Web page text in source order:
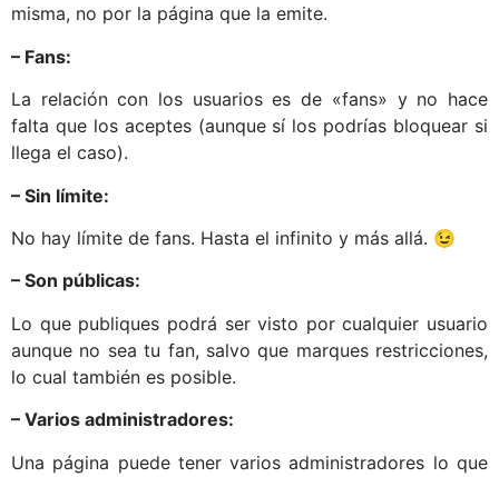
misma, no por la página que la emite.
– Fans:
La relación con los usuarios es de «fans» y no hace
falta que los aceptes (aunque sí los podrías bloquear si
llega el caso).
– Sin límite:
No hay límite de fans. Hasta el infinito y más allá. 😉
– Son públicas:
Lo que publiques podrá ser visto por cualquier usuario
aunque no sea tu fan, salvo que marques restricciones,
lo cual también es posible.
– Varios administradores:
Una página puede tener varios administradores lo que